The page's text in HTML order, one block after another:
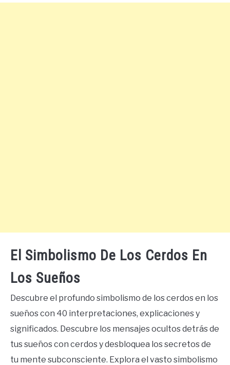
El Simbolismo De Los Cerdos En
Los Sueños
Descubre el profundo simbolismo de los cerdos en los
sueños con 40 interpretaciones, explicaciones y
significados. Descubre los mensajes ocultos detrás de
tus sueños con cerdos y desbloquea los secretos de
tu mente subconsciente. Explora el vasto simbolismo